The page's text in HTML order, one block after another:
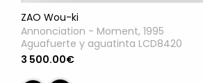
ZAO Wou-ki
Annonciation - Moment, 1995
Aguafuerte y aguatinta LCD8420
3 500.00€